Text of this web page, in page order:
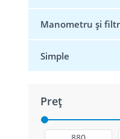
Manometru și
Simple
Preț